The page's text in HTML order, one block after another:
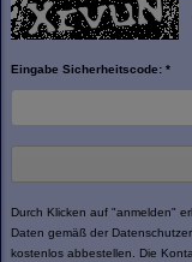
Eingabe Sicherheitscode: *
Durch Klicken auf "anmelden"
Daten gemäß der
kostenlos abbestellen. Die